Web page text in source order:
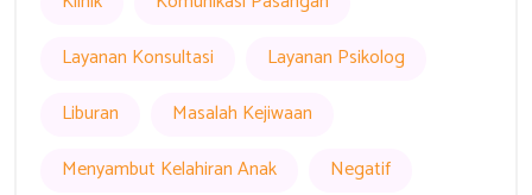
Layanan Konsultasi
Layanan Psikolog
Liburan
Masalah Kejiwaan
Menyambut Kelahiran Anak
Negatif